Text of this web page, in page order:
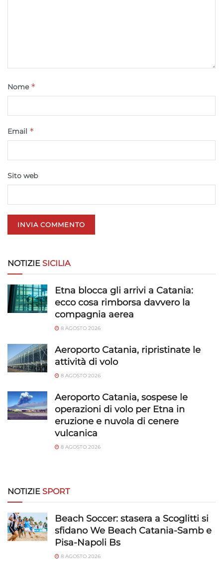
Nome *
Email *
Sito web
NOTIZIE SICILIA
Etna blocca gli arrivi a Catania:
ecco cosa rimborsa davvero la
compagnia aerea
8 AGOSTO 2026
Aeroporto Catania, ripristinate le
attività di volo
8 AGOSTO 2026
Aeroporto Catania, sospese le
operazioni di volo per Etna in
eruzione e nuvola di cenere
vulcanica
8 AGOSTO 2026
NOTIZIE SPORT
Beach Soccer: stasera a Scoglitti si
sfidano We Beach Catania-Samb e
Pisa-Napoli Bs
8 AGOSTO 2026